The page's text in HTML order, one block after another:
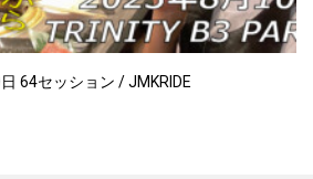
64セッション / JMKRIDE